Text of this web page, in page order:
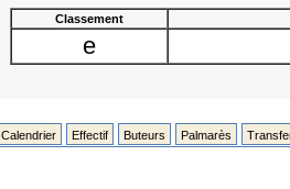
Classement
e
Calendrier Effectif Buteurs Palmarès